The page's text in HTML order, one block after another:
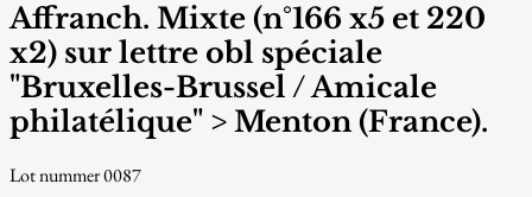
Affranch. Mixte (n°166 x5 et 220
x2) sur lettre obl spéciale
"Bruxelles-Brussel / Amicale
philatélique" > Menton (France).
Lot nummer 0087